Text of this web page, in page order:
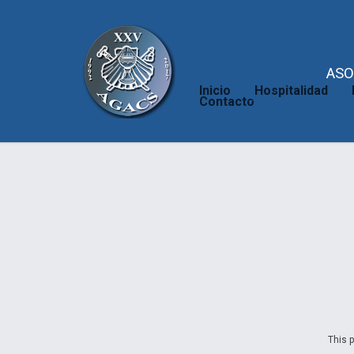
Inicio Hospitalidad
Contacto
This